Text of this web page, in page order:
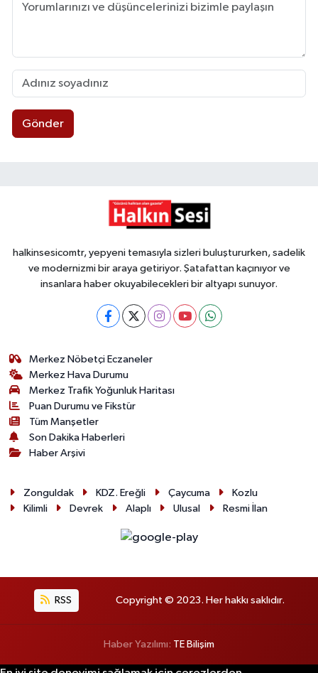
Gönder
halkinsesicomtr, yepyeni temasıyla sizleri buluştururken, sadelik
ve modernizmi bir araya getiriyor. Şatafattan kaçınıyor ve
insanlara haber okuyabilecekleri bir altyapı sunuyor.
Merkez Nöbetçi Eczaneler
Merkez Hava Durumu
Merkez Trafik Yoğunluk Haritası
Puan Durumu ve Fikstür
Tüm Manşetler
Son Dakika Haberleri
Haber Arşivi
Zonguldak KDZ. Ereğli Çaycuma
Kozlu
Kilimli
Devrek Alaplı Ulusal Resmi İlan
RSS Copyright © 2023. Her hakkı saklıdır.
Haber Yazılımı: TE Bilişim